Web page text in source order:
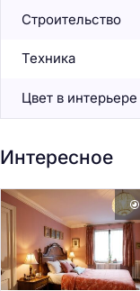
Строительство
Техника
Цвет в интерьере
Интересное